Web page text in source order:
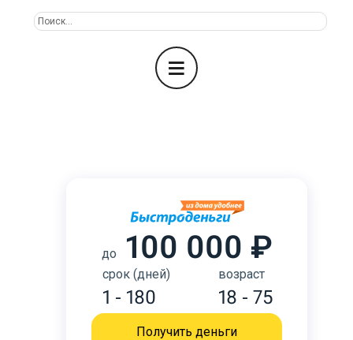
до 100 000 ₽
срок (дней)
1 - 180
возраст
18 - 75
Получить деньги